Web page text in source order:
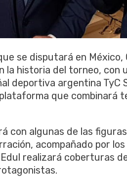
se disputará en México,
la historia del torneo, con
deportiva argentina TyC
que combinará
con algunas de las
acompañado por
realizará coberturas